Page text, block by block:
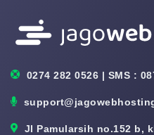
0274 282 0526 | SMS :
Jl Pamularsih no.152 b,